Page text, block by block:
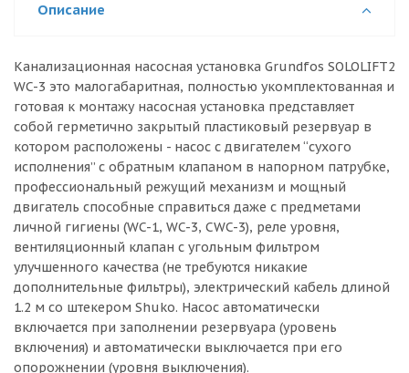
Описание
Канализационная насосная установка Grundfos SOLOLIFT2
WC-3 это малогабаритная, полностью укомплектованная и
готовая к монтажу насосная установка представляет
собой герметично закрытый пластиковый резервуар в
котором расположены - насос с двигателем “сухого
исполнения” с обратным клапаном в напорном патрубке,
профессиональный режущий механизм и мощный
двигатель способные справиться даже с предметами
личной гигиены (WC-1, WC-3, CWC-3), реле уровня,
вентиляционный клапан с угольным фильтром
улучшенного качества (не требуются никакие
дополнительные фильтры), электрический кабель длиной
1.2 м со штекером Shuko. Насос автоматически
включается при заполнении резервуара (уровень
включения) и автоматически выключается при его
опорожнении (уровня выключения).